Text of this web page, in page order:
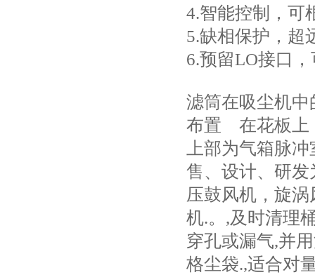
4.智能控制，可
5.缺相保护，超
6.预留LO接口
滤筒在吸尘机
布置 在花板上
上部为气箱脉
售、设计、研
压鼓风机，旋
机.。,及时清理
穿孔或漏气,并
格尘袋.,适合对